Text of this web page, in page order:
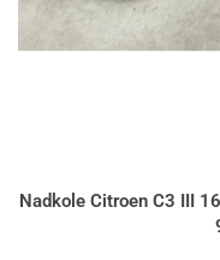
Nadkole Citroen C3 III